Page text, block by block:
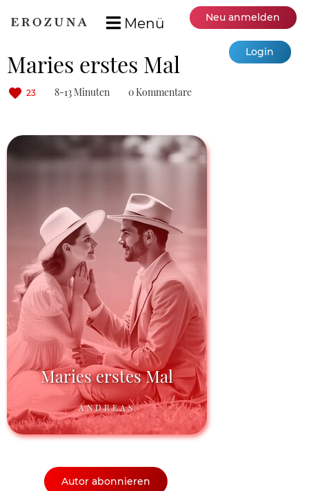
Menü Neu anmelden
Login
Maries erstes Mal
23 8-13 Minuten 0 Kommentare
Maries erstes Mal
ANDREAS
Autor abonnieren